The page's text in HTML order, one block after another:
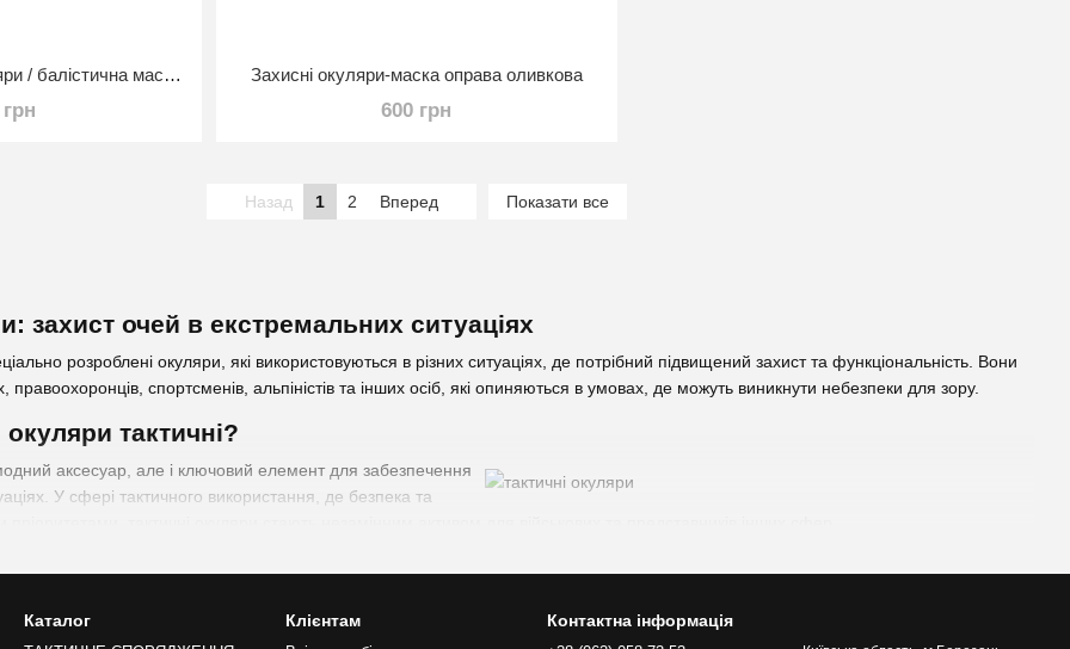
захист очей в екстремальних ситуаціях
розроблені окуляри, які використовуються в різних ситуаціях, де потрібний підвищений захист та функціональність. Вони
правоохоронців, спортсменів, альпіністів та інших осіб, які опиняються в умовах, де можуть виникнути небезпеки для зору.
тактичні?
аксесуар, але і ключовий елемент для забезпечення
У сфері тактичного використання, де безпека та
володіють високою міцністю та стійкістю до подряпин, ударів та вибухів. Це дозволяє їм витримувати екстремальні умови та
Тактичні захисні окуляри / балістична маска зі змінними лінзами Захисні окуляри-маска оправа оливкова
600 грн
Назад 1 2 Вперед Показати все
Каталог Клієнтам Контактна інформація